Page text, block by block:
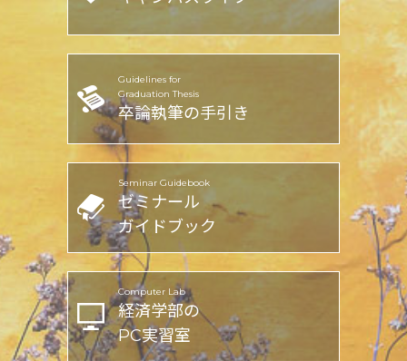
Guidelines for
Graduation Thesis
卒論執筆の手引き
Seminar Guidebook
ゼミナール
ガイドブック
Computer Lab
経済学部の
PC実習室